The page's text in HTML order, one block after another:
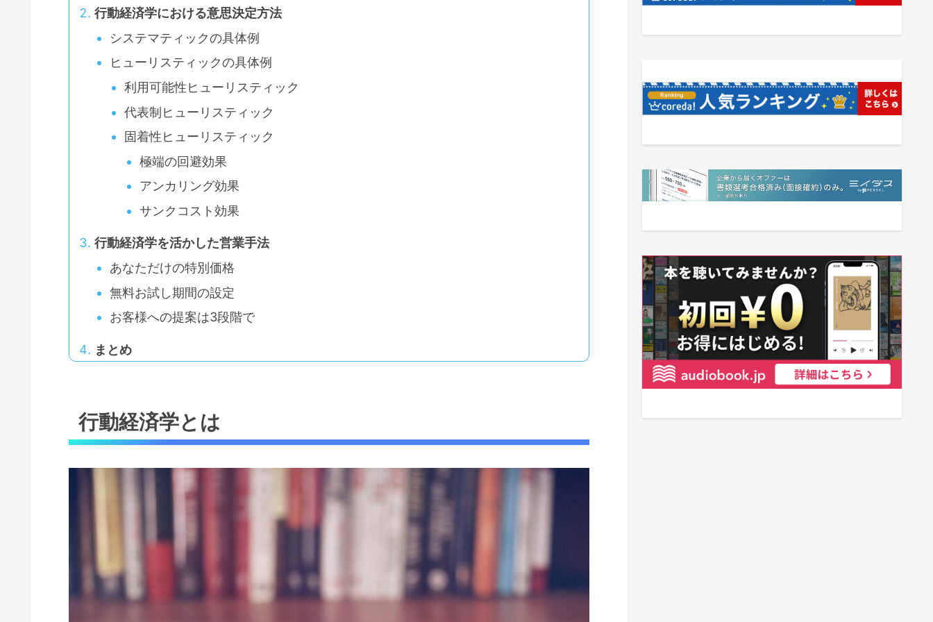
行動経済学における意思決定方法
システマティックの具体例
ヒューリスティックの具体例
利用可能性ヒューリスティック
代表制ヒューリスティック
固着性ヒューリスティック
極端の回避効果
アンカリング効果
サンクコスト効果
行動経済学を活かした営業手法
あなただけの特別価格
無料お試し期間の設定
お客様への提案は3段階で
まとめ
行動経済学とは